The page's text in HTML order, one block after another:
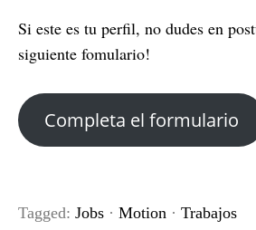
Si este es tu perfil, no dudes en
siguiente fomulario!
Completa el formulario
Tagged: Jobs· Motion · Trabajos